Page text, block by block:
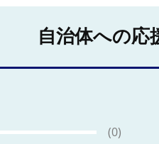
自治体への応
(0)